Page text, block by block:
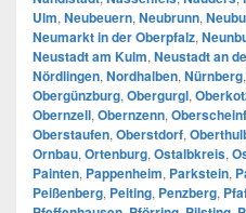
Ulm, Neubeuern, Neubrunn,
Neumarkt in der Oberpfalz,
Neustadt am Kulm, Neustadt an
Nördlingen, Nordhalben, Nürnberg,
Obergünzburg, Obergurgl,
Obernzell, Obernzenn,
Oberstaufen, Oberstdorf,
Ornbau, Ortenburg, Ostalbkreis,
Painten, Pappenheim, Parkstein,
Peißenberg, Peiting, Penzberg,